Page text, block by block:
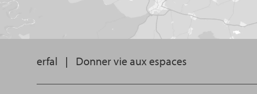
erfal | Donner vie aux espaces